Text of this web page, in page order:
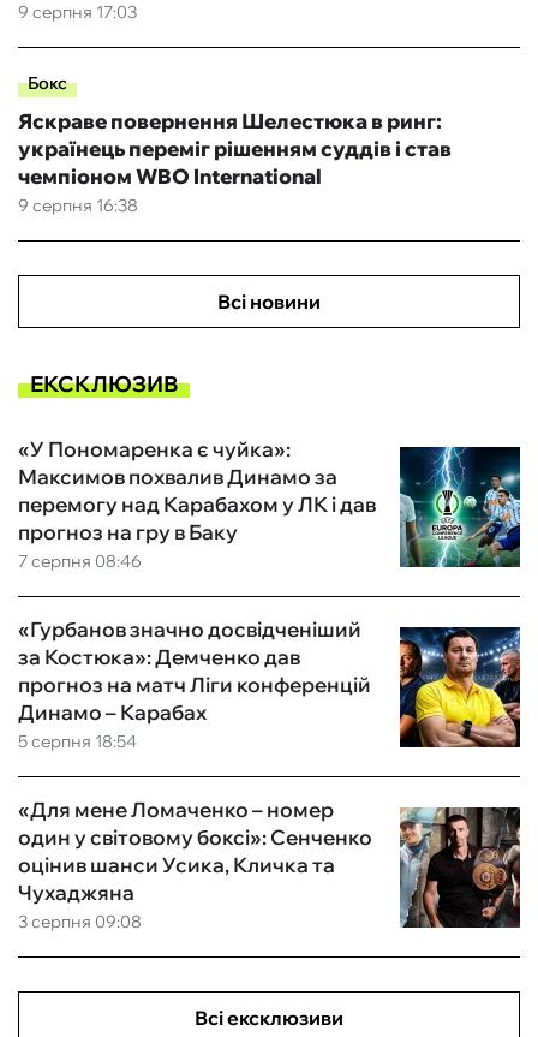
9 серпня 17:03
Бокс
9 серпня 16:38
Яскраве повернення Шелестюка в ринг:
українець переміг рішенням суддів і став
чемпіоном WBO International
Всі новини
ЕКСКЛЮЗИВ
7 серпня 08:46
«У Пономаренка є чуйка»:
Максимов похвалив Динамо за
перемогу над Карабахом у ЛК і дав
прогноз на гру в Баку
5 серпня 18:54
«Гурбанов значно досвідченіший
за Костюка»: Демченко дав
прогноз на матч Ліги конференцій
Динамо – Карабах
3 серпня 09:08
«Для мене Ломаченко – номер
один у світовому боксі»: Сенченко
оцінив шанси Усика, Кличка та
Чухаджяна
Всі ексклюзиви